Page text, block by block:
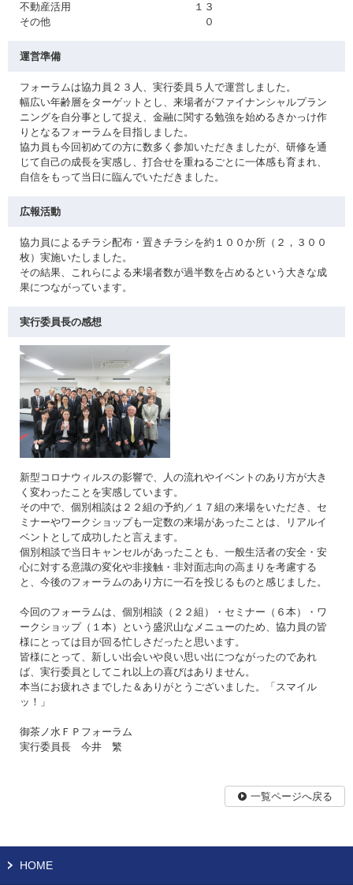
不動産活用 １３
その他 ０
運営準備
フォーラムは協力員２３人、実行委員５人で運営しました。
幅広い年齢層をターゲットとし、来場者がファイナンシャルプラン
ニングを自分事として捉え、金融に関する勉強を始めるきかっけ作
りとなるフォーラムを目指しました。
協力員も今回初めての方に数多く参加いただきましたが、研修を通
じて自己の成長を実感し、打合せを重ねるごとに一体感も育まれ、
自信をもって当日に臨んでいただきました。
広報活動
協力員によるチラシ配布・置きチラシを約１００か所（２，３００
枚）実施いたしました。
その結果、これらによる来場者数が過半数を占めるという大きな成
果につながっています。
実行委員長の感想
新型コロナウィルスの影響で、人の流れやイベントのあり方が大き
く変わったことを実感しています。
その中で、個別相談は２２組の予約／１７組の来場をいただき、セ
ミナーやワークショップも一定数の来場があったことは、リアルイ
ベントとして成功したと言えます。
個別相談で当日キャンセルがあったことも、一般生活者の安全・安
心に対する意識の変化や非接触・非対面志向の高まりを考慮する
と、今後のフォーラムのあり方に一石を投じるものと感じました。
今回のフォーラムは、個別相談（２２組）・セミナー（６本）・ワ
ークショップ（１本）という盛沢山なメニューのため、協力員の皆
様にとっては目が回る忙しさだったと思います。
皆様にとって、新しい出会いや良い思い出につながったのであれ
ば、実行委員としてこれ以上の喜びはありません。
本当にお疲れさまでした＆ありがとうございました。「スマイル
ッ！」
御茶ノ水ＦＰフォーラム
実行委員長 今井 繁
一覧ページへ戻る
HOME